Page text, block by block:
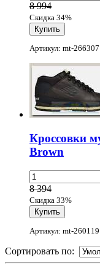
8 994
Скидка 34%
Артикул: mt-266307
Кроссовки
Brown
8 394
Скидка 33%
Артикул: mt-260119
Сортировать по: